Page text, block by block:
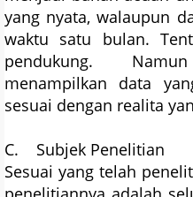
yang nyata, walaupun
waktu satu bulan.
pendukung.
menampilkan data
sesuai dengan realita
C. Subjek Penelitian
Sesuai yang telah